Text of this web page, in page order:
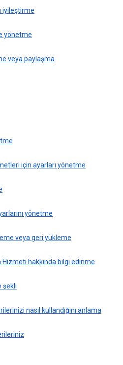
iyileştirme
yönetme
veya paylaşma
için ayarları yönetme
yönetme
veya geri yükleme
Hizmeti hakkında bilgi edinme
şekli
nasıl kullandığını anlama